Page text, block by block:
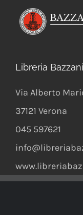
Libreria
Via Alberto
37121 Verona
045 597621